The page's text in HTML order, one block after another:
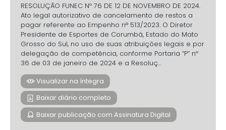
RESOLUÇÃO FUNEC Nº 76 DE 12 DE NOVEMBRO DE 2024.
Ato legal autorizativo de cancelamento de restos a
pagar referente ao Empenho n° 513/2023. O Diretor
Presidente de Esportes de Corumbá, Estado do Mato
Grosso do Sul, no uso de suas atribuições legais e por
delegação de competência, conforme Portaria “P” nº
36 de 03 de janeiro de 2024 e a Resoluç...
Visualizar na íntegra
Baixar diário completo
Baixar publicação com Assinatura Digital